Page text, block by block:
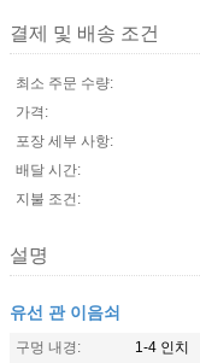
결제 및 배송 조건
최소 주문 수량:
가격:
포장 세부 사항:
배달 시간:
지불 조건:
설명
유선 관 이음쇠
구멍 내경:
1-4 인치